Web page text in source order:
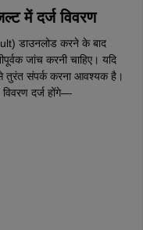
में दर्ज विवरण
डाउनलोड करने के बाद
जांच करनी चाहिए। यदि
से तुरंत संपर्क करना आवश्यक है।
दर्ज होंगे—